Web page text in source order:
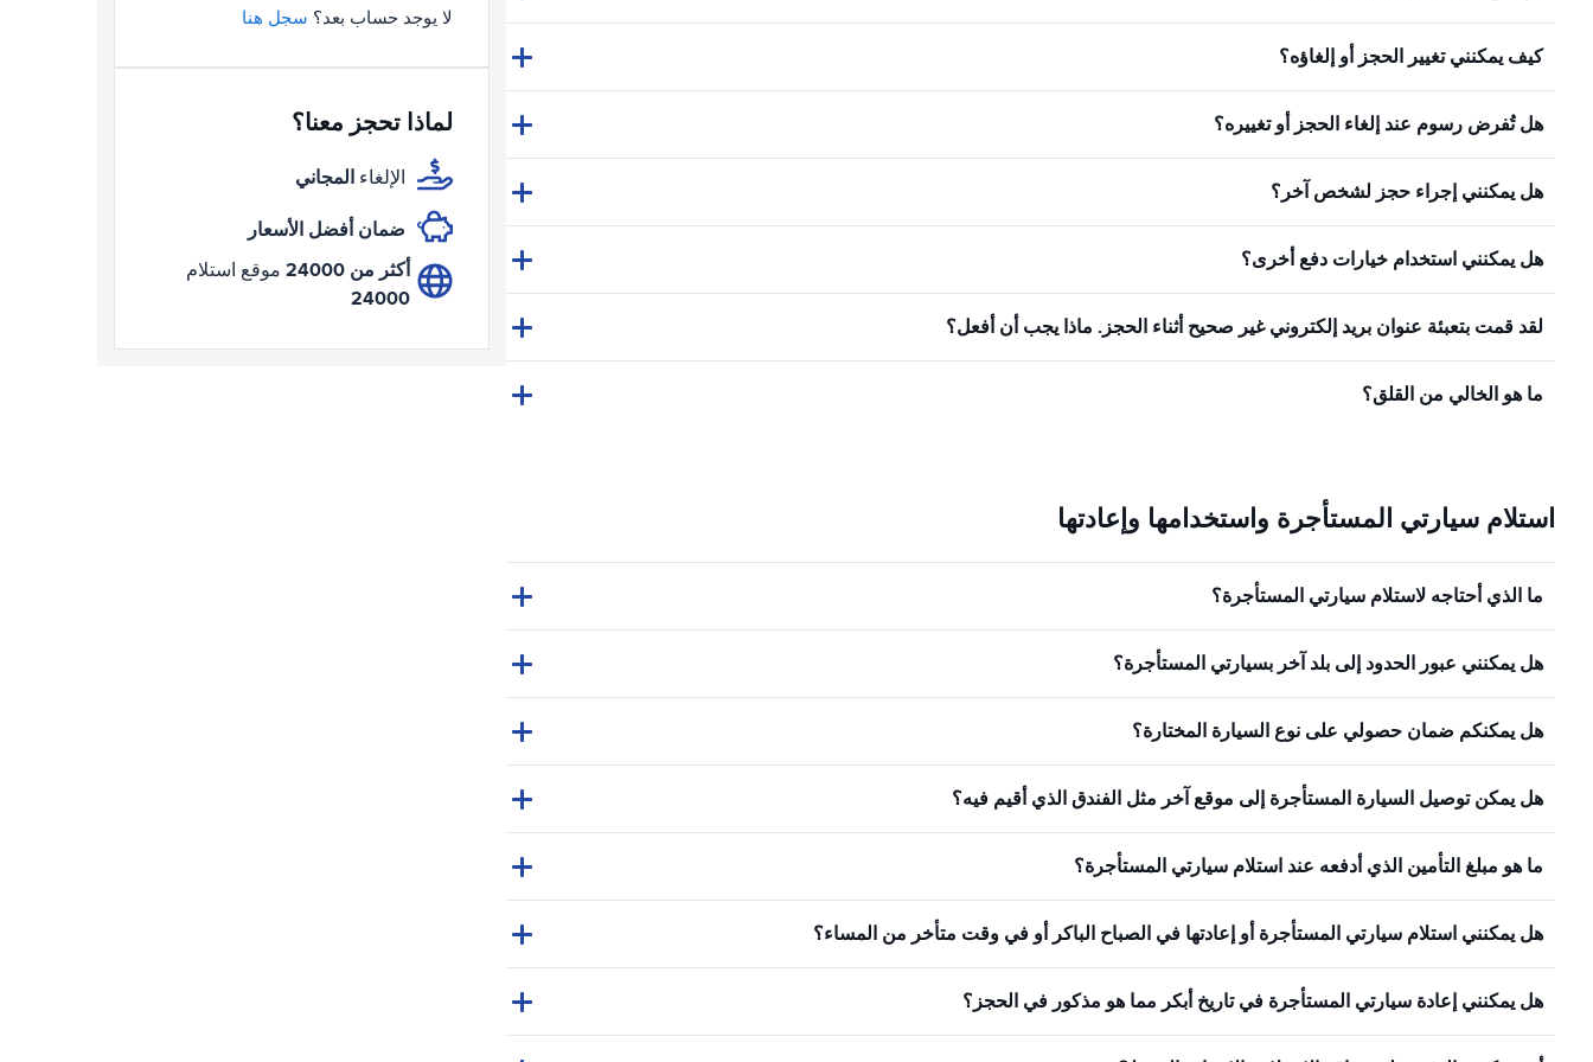
كيف يمكنني تغيير الحجز أو إلغاؤه؟
هل تُفرض رسوم عند إلغاء الحجز أو تغييره؟
هل يمكنني إجراء حجز لشخص آخر؟
هل يمكنني استخدام خيارات دفع أخرى؟
لقد قمت بتعبئة عنوان بريد إلكتروني غير صحيح أثناء الحجز. ماذا يجب أن أفعل؟
ما هو الخالي من القلق؟
استلام سيارتي المستأجرة واستخدامها وإعادتها
ما الذي أحتاجه لاستلام سيارتي المستأجرة؟
هل يمكنني عبور الحدود إلى بلد آخر بسيارتي المستأجرة؟
هل يمكنكم ضمان حصولي على نوع السيارة المختارة؟
هل يمكن توصيل السيارة المستأجرة إلى موقع آخر مثل الفندق الذي أقيم فيه؟
ما هو مبلغ التأمين الذي أدفعه عند استلام سيارتي المستأجرة؟
هل يمكنني استلام سيارتي المستأجرة أو إعادتها في الصباح الباكر أو في وقت متأخر من المساء؟
هل يمكنني إعادة سيارتي المستأجرة في تاريخ أبكر مما هو مذكور في الحجز؟
لا يوجد حساب بعد؟ سجل هنا
لماذا تحجز معنا؟
الإلغاء المجاني
ضمان أفضل الأسعار
أكثر من 24000
موقع استلام
24000